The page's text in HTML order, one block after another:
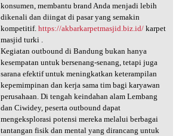
konsumen, membantu brand Anda menjadi lebih
dikenali dan diingat di pasar yang semakin
kompetitif. https://akbarkarpetmasjid.biz.id/karpet
masjid turki .
Kegiatan outbound di Bandung bukan hanya
kesempatan untuk bersenang-senang, tetapi juga
sarana efektif untuk meningkatkan keterampilan
kepemimpinan dan kerja sama tim bagi karyawan
perusahaan. Di tengah keindahan alam Lembang
dan Ciwidey, peserta outbound dapat
mengeksplorasi potensi mereka melalui berbagai
tantangan fisik dan mental yang dirancang untuk